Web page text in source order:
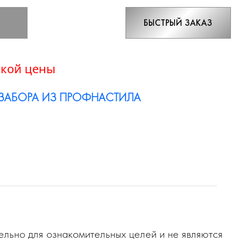
БЫСТРЫЙ ЗАКАЗ
цены
ИЗ ПРОФНАСТИЛА
для ознакомительных целей и не являются